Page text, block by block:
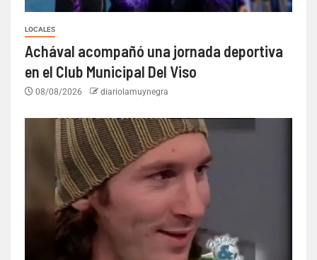
LOCALES
Achával acompañó una jornada deportiva
en el Club Municipal Del Viso
08/08/2026 diariolamuynegra